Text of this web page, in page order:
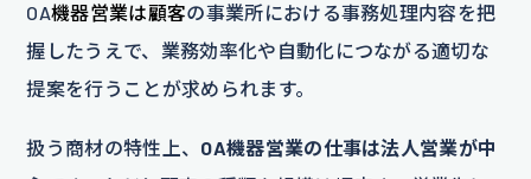
OA機器営業は顧客の事業所における事務処理内容を把
握したうえで、業務効率化や自動化につながる適切な
提案を行うことが求められます。
扱う商材の特性上、 OA機器営業の仕事は法人営業が中